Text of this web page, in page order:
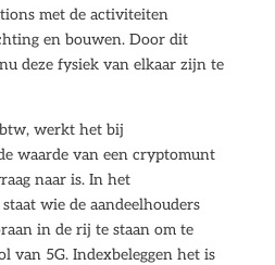
met de activiteiten
en bouwen. Door dit
deze fysiek van elkaar zijn te
werkt het bij
waarde van een cryptomunt
naar is. In het
wie de aandeelhouders
in de rij te staan om te
van 5G. Indexbeleggen het is